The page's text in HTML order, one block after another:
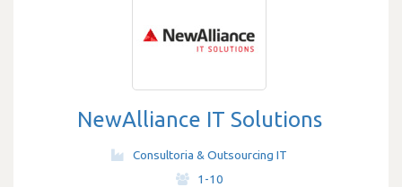
NewAlliance IT Solutions
Consultoria & Outsourcing IT
1-10